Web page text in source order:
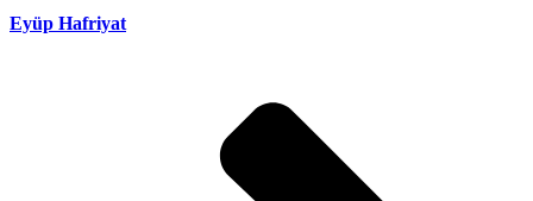
Eyüp Hafriyat